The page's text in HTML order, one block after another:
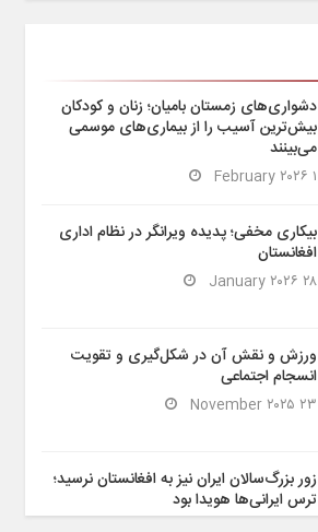
دشواری‌های زمستان بامیان؛ زنان و کودکان
بیش‌ترین آسیب را از بیماری‌های موسمی
می‌بینند
۱ February ۲۰۲۶
بیکاری مخفی؛ پدیده ویرانگر در نظام اداری
افغانستان
۲۸ January ۲۰۲۶
ورزش و نقش آن در شکل‌گیری و تقویت
انسجام اجتماعی
۲۳ November ۲۰۲۵
زور بزرگ‌سالان ایران نیز به افغانستان نرسید؛
ترس ایرانی‌ها هویدا بود